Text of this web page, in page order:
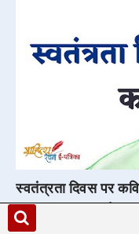
स्वतंत्रता दिवस पर
Poems in Hindi